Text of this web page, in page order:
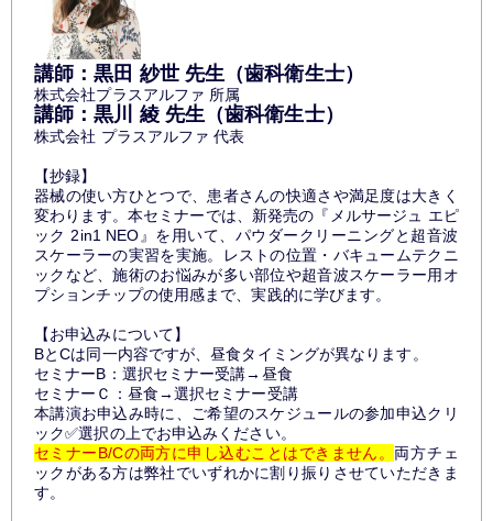
講師：黒田 紗世 先生（歯科衛生士）
株式会社プラスアルファ 所属
講師：黒川 綾 先生（歯科衛生士）
株式会社 プラスアルファ 代表
【抄録】
器械の使い方ひとつで、患者さんの快適さや満足度は大きく
変わります。本セミナーでは、新発売の『メルサージュ エピ
ック 2in1 NEO』を用いて、パウダークリーニングと超音波
スケーラーの実習を実施。レストの位置・バキュームテクニ
ックなど、施術のお悩みが多い部位や超音波スケーラー用オ
プションチップの使用感まで、実践的に学びます。
【お申込みについて】
BとCは同一内容ですが、昼食タイミングが異なります。
セミナーB：選択セミナー受講→昼食
セミナーＣ：昼食→選択セミナー受講
本講演お申込み時に、ご希望のスケジュールの参加申込クリ
ック✅選択の上でお申込みください。
セミナーB/Cの両方に申し込むことはできません。 両方チェ
ックがある方は弊社でいずれかに割り振りさせていただきま
す。